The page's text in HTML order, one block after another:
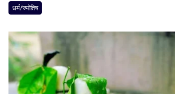
धर्म/ज्योतिष